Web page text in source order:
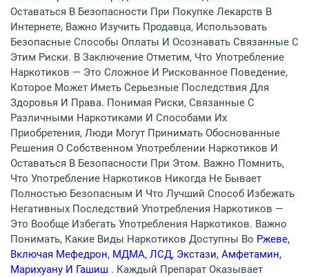
Оставаться В Безопасности При Покупке Лекарств В
Интернете, Важно Изучить Продавца, Использовать
Безопасные Способы Оплаты И Осознавать Связанные С
Этим Риски. В Заключение Отметим, Что Употребление
Наркотиков — Это Сложное И Рискованное Поведение,
Которое Может Иметь Серьезные Последствия Для
Здоровья И Права. Понимая Риски, Связанные С
Различными Наркотиками И Способами Их
Приобретения, Люди Могут Принимать Обоснованные
Решения О Собственном Употреблении Наркотиков И
Оставаться В Безопасности При Этом. Важно Помнить,
Что Употребление Наркотиков Никогда Не Бывает
Полностью Безопасным И Что Лучший Способ Избежать
Негативных Последствий Употребления Наркотиков —
Это Вообще Избегать Употребления Наркотиков. Важно
Понимать, Какие Виды Наркотиков Доступны Во Ржеве,
Включая Мефедрон, МДМА, ЛСД, Экстази, Амфетамин,
Марихуану И Гашиш . Каждый Препарат Оказывает